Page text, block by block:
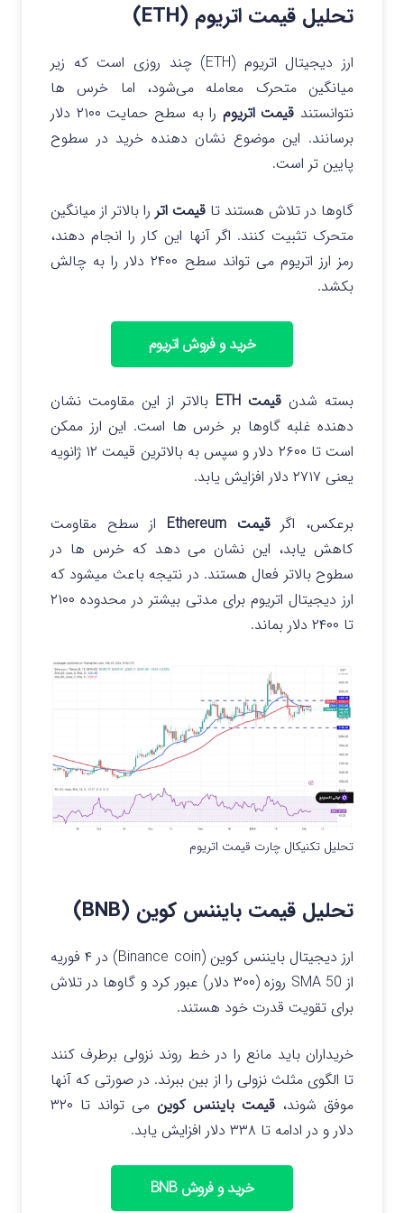
تحلیل قیمت اتریوم (ETH)
ارز دیجیتال اتریوم (ETH) چند روزی است که زیر
میانگین متحرک معامله می‌شود، اما خرس‌ ها
نتوانستند قیمت اتریوم
را به سطح حمایت ۲۱۰۰ دلار
برسانند. این موضوع نشان دهنده خرید در سطوح
پایین تر است.
گاوها در تلاش هستند تا قیمت اتر را بالاتر از میانگین
متحرک تثبیت کنند. اگر آنها این کار را انجام دهند،
رمز ارز اتریوم می تواند سطح ۲۴۰۰ دلار را به چالش
بکشد.
خرید و فروش اتریوم
بسته شدن قیمت ETH
بالاتر از این مقاومت نشان
دهنده غلبه گاوها بر خرس ها است. این ارز ممکن
است تا ۲۶۰۰ دلار و سپس به بالاترین قیمت ۱۲ ژانویه
یعنی ۲۷۱۷ دلار افزایش یابد.
برعکس، اگرقیمت Ethereum
از سطح مقاومت
کاهش یابد، این نشان می‌ دهد که خرس‌ ها در
سطوح بالاتر فعال هستند. در نتیجه باعث میشود که
ارز دیجیتال اتریوم برای مدتی بیشتر در محدوده ۲۱۰۰
تا ۲۴۰۰ دلار بماند.
تحلیل تکنیکال چارت قیمت اتریوم
تحلیل قیمت بایننس کوین (BNB)
ارز دیجیتال بایننس کوین (Binance coin) در ۴ فوریه
از SMA 50 روزه (۳۰۰ دلار) عبور کرد و گاوها در تلاش
برای تقویت قدرت خود هستند.
خریداران باید مانع را در خط روند نزولی برطرف کنند
تا الگوی مثلث نزولی را از بین ببرند. در صورتی که آنها
موفق شوند، قیمت بایننس کوین
می تواند تا ۳۲۰
دلار و در ادامه تا ۳۳۸ دلار افزایش یابد.
خرید و فروش BNB